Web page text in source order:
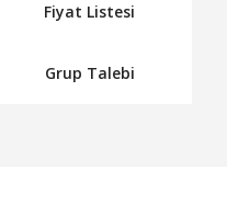
SINIRLI KONTENJAN
Fiyat Listesi
Grup Talebi